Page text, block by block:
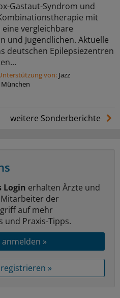
Gastaut-Syndrom und
mit
vergleichbare
und Jugendlichen. Aktuelle
deutschen Epilepsiezentren
von: Jazz
weitere Sonderberichte
Login erhalten Ärzte und
der
auf mehr
und Praxis-Tipps.
anmelden »
»